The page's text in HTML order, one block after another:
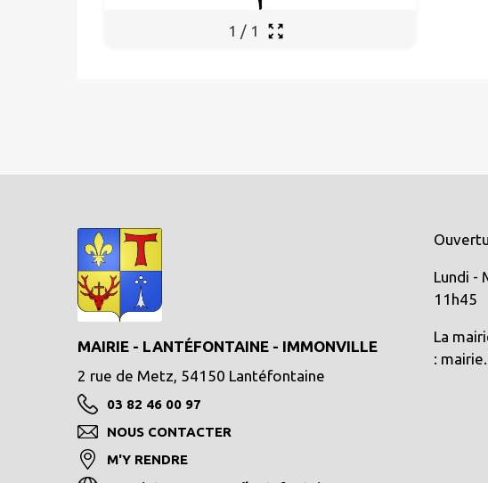
1 / 1
MAIRIE - LANTÉFONTAINE - IMMONVILLE
2 rue de Metz, 54150 Lantéfontaine
03 82 46 00 97
NOUS CONTACTER
M'Y RENDRE
Lundi -
11h45
La
: